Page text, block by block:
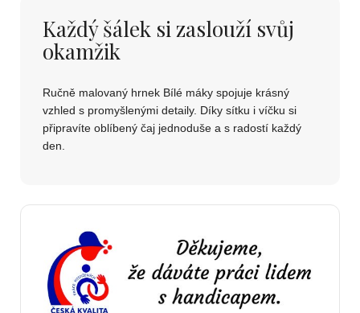
Každý šálek si zaslouží svůj
okamžik
Ručně malovaný hrnek Bílé máky spojuje krásný
vzhled s promyšlenými detaily. Díky sítku i víčku si
připravíte oblíbený čaj jednoduše a s radostí každý
den.